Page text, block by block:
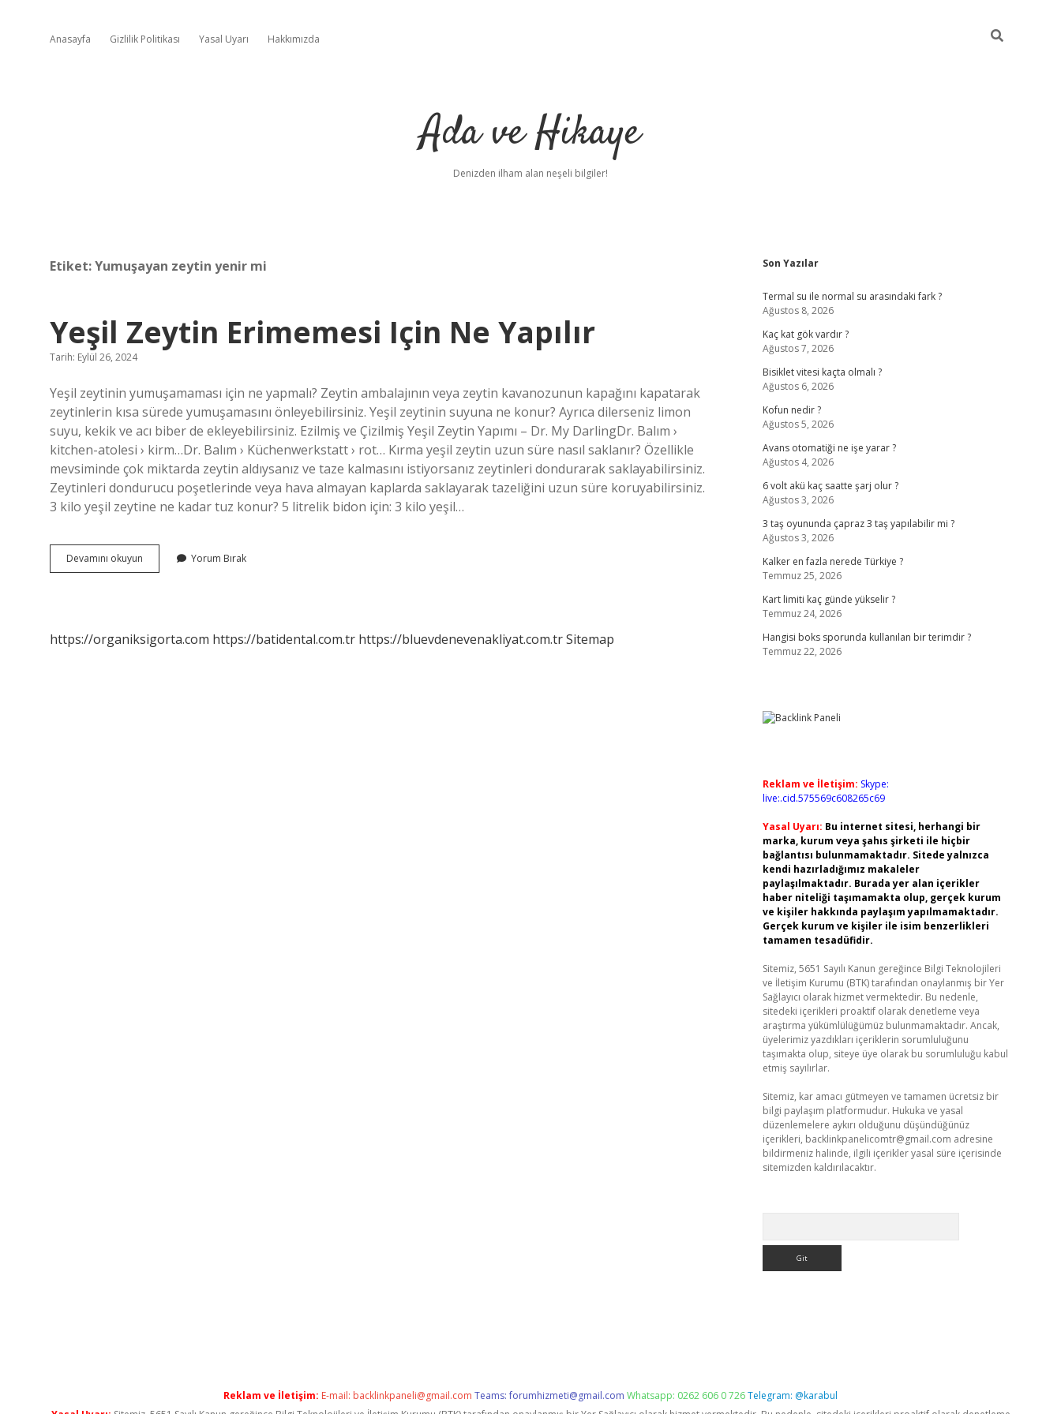
Anasayfa Gizlilik Politikası Yasal Uyarı Hakkımızda
Ada ve Hikaye
Denizden ilham alan neşeli bilgiler!
Etiket:Yumuşayan zeytin yenir mi
Yeşil Zeytin Erimemesi Için Ne Yapılır
Tarih: Eylül 26, 2024
Yeşil zeytinin yumuşamaması için ne yapmalı? Zeytin ambalajının veya zeytin kavanozunun kapağını kapatarak
zeytinlerin kısa sürede yumuşamasını önleyebilirsiniz. Yeşil zeytinin suyuna ne konur? Ayrıca dilerseniz limon
suyu, kekik ve acı biber de ekleyebilirsiniz. Ezilmiş ve Çizilmiş Yeşil Zeytin Yapımı – Dr. My DarlingDr. Balım ›
kitchen-atolesi › kirm…Dr. Balım › Küchenwerkstatt › rot… Kırma yeşil zeytin uzun süre nasıl saklanır? Özellikle
mevsiminde çok miktarda zeytin aldıysanız ve taze kalmasını istiyorsanız zeytinleri dondurarak saklayabilirsiniz.
Zeytinleri dondurucu poşetlerinde veya hava almayan kaplarda saklayarak tazeliğini uzun süre koruyabilirsiniz.
3 kilo yeşil zeytine ne kadar tuz konur? 5 litrelik bidon için: 3 kilo yeşil…
Devamını okuyun
Zeytin
Yorum Bırak
https://organiksigorta.com https://batidental.com.tr https://bluevdenevenakliyat.com.trSitemap
Sidebar
Son Yazılar
Termal su ile normal su arasındaki fark ?
Ağustos 8, 2026
Kaç kat gök vardır ?
Ağustos 7, 2026
Bisiklet vitesi kaçta olmalı ?
Ağustos 6, 2026
Kofun nedir ?
Ağustos 5, 2026
Avans otomatiği ne işe yarar ?
Ağustos 4, 2026
6 volt akü kaç saatte şarj olur ?
Ağustos 3, 2026
3 taş oyununda çapraz 3 taş yapılabilir mi ?
Ağustos 3, 2026
Kalker en fazla nerede Türkiye ?
Temmuz 25, 2026
Kart limiti kaç günde yükselir ?
Temmuz 24, 2026
Hangisi boks sporunda kullanılan bir terimdir ?
Temmuz 22, 2026
Reklam ve İletişim: Skype:
live:.cid.575569c608265c69
Yasal Uyarı: Bu internet sitesi, herhangi bir
marka, kurum veya şahıs şirketi ile hiçbir
bağlantısı bulunmamaktadır. Sitede yalnızca
kendi hazırladığımız makaleler
paylaşılmaktadır. Burada yer alan içerikler
haber niteliği taşımamakta olup, gerçek kurum
ve kişiler hakkında paylaşım yapılmamaktadır.
Gerçek kurum ve kişiler ile isim benzerlikleri
tamamen tesadüfidir.
Sitemiz, 5651 Sayılı Kanun gereğince Bilgi Teknolojileri
ve İletişim Kurumu (BTK) tarafından onaylanmış bir Yer
Sağlayıcı olarak hizmet vermektedir. Bu nedenle,
sitedeki içerikleri proaktif olarak denetleme veya
araştırma yükümlülüğümüz bulunmamaktadır. Ancak,
üyelerimiz yazdıkları içeriklerin sorumluluğunu
taşımakta olup, siteye üye olarak bu sorumluluğu kabul
etmiş sayılırlar.
Sitemiz, kar amacı gütmeyen ve tamamen ücretsiz bir
bilgi paylaşım platformudur. Hukuka ve yasal
düzenlemelere aykırı olduğunu düşündüğünüz
içerikleri, backlinkpanelicomtr@gmail.com adresine
bildirmeniz halinde, ilgili içerikler yasal süre içerisinde
sitemizden kaldırılacaktır.
Reklam ve İletişim: E-mail: backlinkpaneli@gmail.com Teams:forumhizmeti@gmail.com Whatsapp: 0262 606 0 726Telegram: @karabul